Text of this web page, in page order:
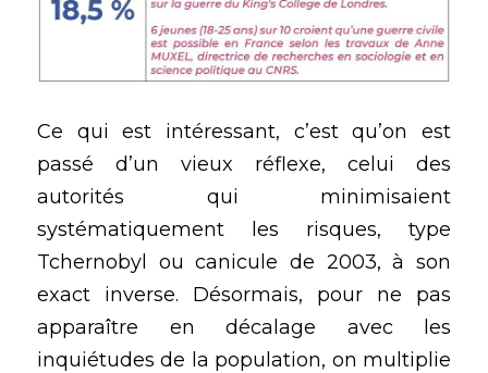
Ce qui est intéressant, c’est qu’on est
passé d’un vieux réflexe, celui des
autorités qui minimisaient
systématiquement les risques, type
Tchernobyl ou canicule de 2003, à son
exact inverse. Désormais, pour ne pas
apparaître en décalage avec les
inquiétudes de la population, on multiplie